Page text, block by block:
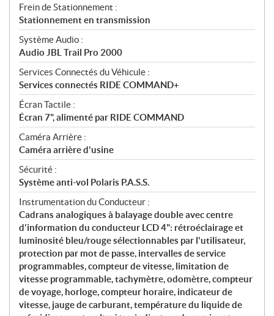
Frein de Stationnement :
Stationnement en transmission
Système Audio :
Audio JBL Trail Pro 2000
Services Connectés du Véhicule :
Services connectés RIDE COMMAND+
Écran Tactile :
Écran 7", alimenté par RIDE COMMAND
Caméra Arrière :
Caméra arrière d'usine
Sécurité :
Système anti-vol Polaris P.A.S.S.
Instrumentation du Conducteur :
Cadrans analogiques à balayage double avec centre
d'information du conducteur LCD 4": rétroéclairage et
luminosité bleu/rouge sélectionnables par l'utilisateur,
protection par mot de passe, intervalles de service
programmables, compteur de vitesse, limitation de
vitesse programmable, tachymètre, odomètre, compteur
de voyage, horloge, compteur horaire, indicateur de
vitesse, jauge de carburant, température du liquide de